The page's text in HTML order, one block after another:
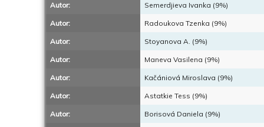
Autor: Semerdjieva Ivanka (9%)
Autor: Radoukova Tzenka (9%)
Autor: Stoyanova A. (9%)
Autor: Maneva Vasilena (9%)
Autor: Kačániová Miroslava (9%)
Autor: Astatkie Tess (9%)
Autor: Borisová Daniela (9%)